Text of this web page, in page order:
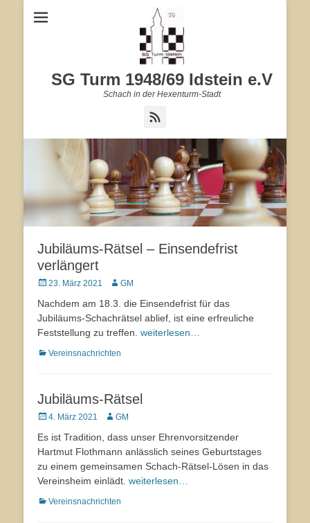
SG Turm 1948/69 Idstein e.V
Schach in der Hexenturm-Stadt
Jubiläums-Rätsel – Einsendefrist
verlängert
Veröffentlicht
23. März 2021 Autor
GM
Nachdem am 18.3. die Einsendefrist für das
Jubiläums-Schachrätsel ablief, ist eine erfreuliche
Feststellung zu treffen. weiterlesen…
Kategorien
Vereinsnachrichten
Jubiläums-Rätsel
Veröffentlicht
4. März 2021 Autor
GM
Es ist Tradition, dass unser Ehrenvorsitzender
Hartmut Flothmann anlässlich seines Geburtstages
zu einem gemeinsamen Schach-Rätsel-Lösen in das
Vereinsheim einlädt. weiterlesen…
Kategorien
Vereinsnachrichten